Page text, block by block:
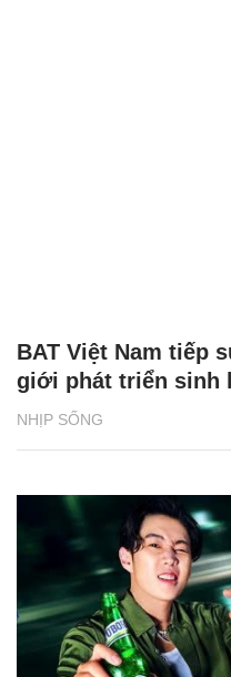
NHỊP SỐNG
BAT Việt Nam tiếp
giới phát triển sinh